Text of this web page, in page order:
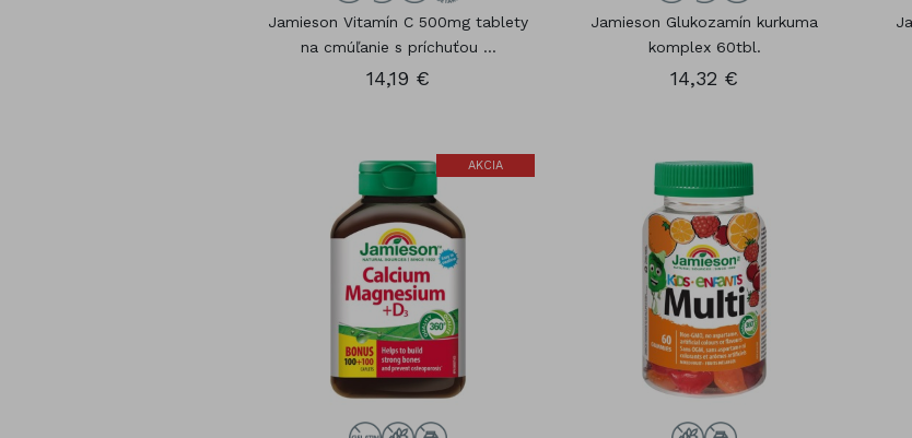
Jamieson Vitamín C 500mg tablety
na cmúľanie s príchuťou ...
14,19 €
Jamieson Glukozamín kurkuma
komplex 60tbl.
14,32 €
AKCIA